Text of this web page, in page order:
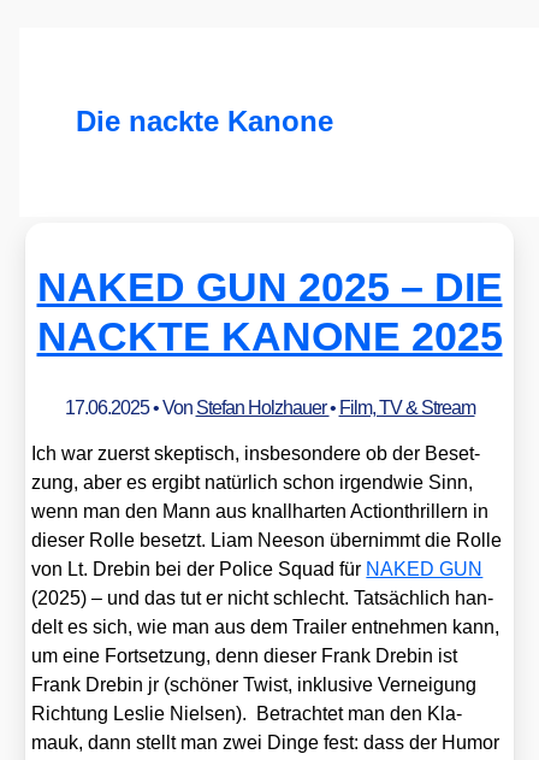
Die nackte Kanone
NAKED GUN 2025 – DIE
NACKTE KANONE 2025
17.06.2025• Von Stefan Holzhauer• Film, TV & Stream
Ich war zuerst skep­tisch, ins­be­son­de­re ob der Beset­
zung, aber es ergibt natür­lich schon irgend­wie Sinn,
wenn man den Mann aus knall­har­ten Action­thril­lern in
die­ser Rol­le besetzt. Liam Nee­son über­nimmt die Rol­le
von Lt. Dre­bin bei der Poli­ce Squad für NAKED GUN
(2025) – und das tut er nicht schlecht. Tat­säch­lich han­
delt es sich, wie man aus dem Trai­ler ent­neh­men kann,
um eine Fort­set­zung, denn die­ser Frank Dre­bin ist
Frank Dre­bin jr (schö­ner Twist, inklu­si­ve Ver­nei­gung
Rich­tung Les­lie Niel­sen). Betrach­tet man den Kla­
mauk, dann stellt man zwei Din­ge fest: dass der Humor